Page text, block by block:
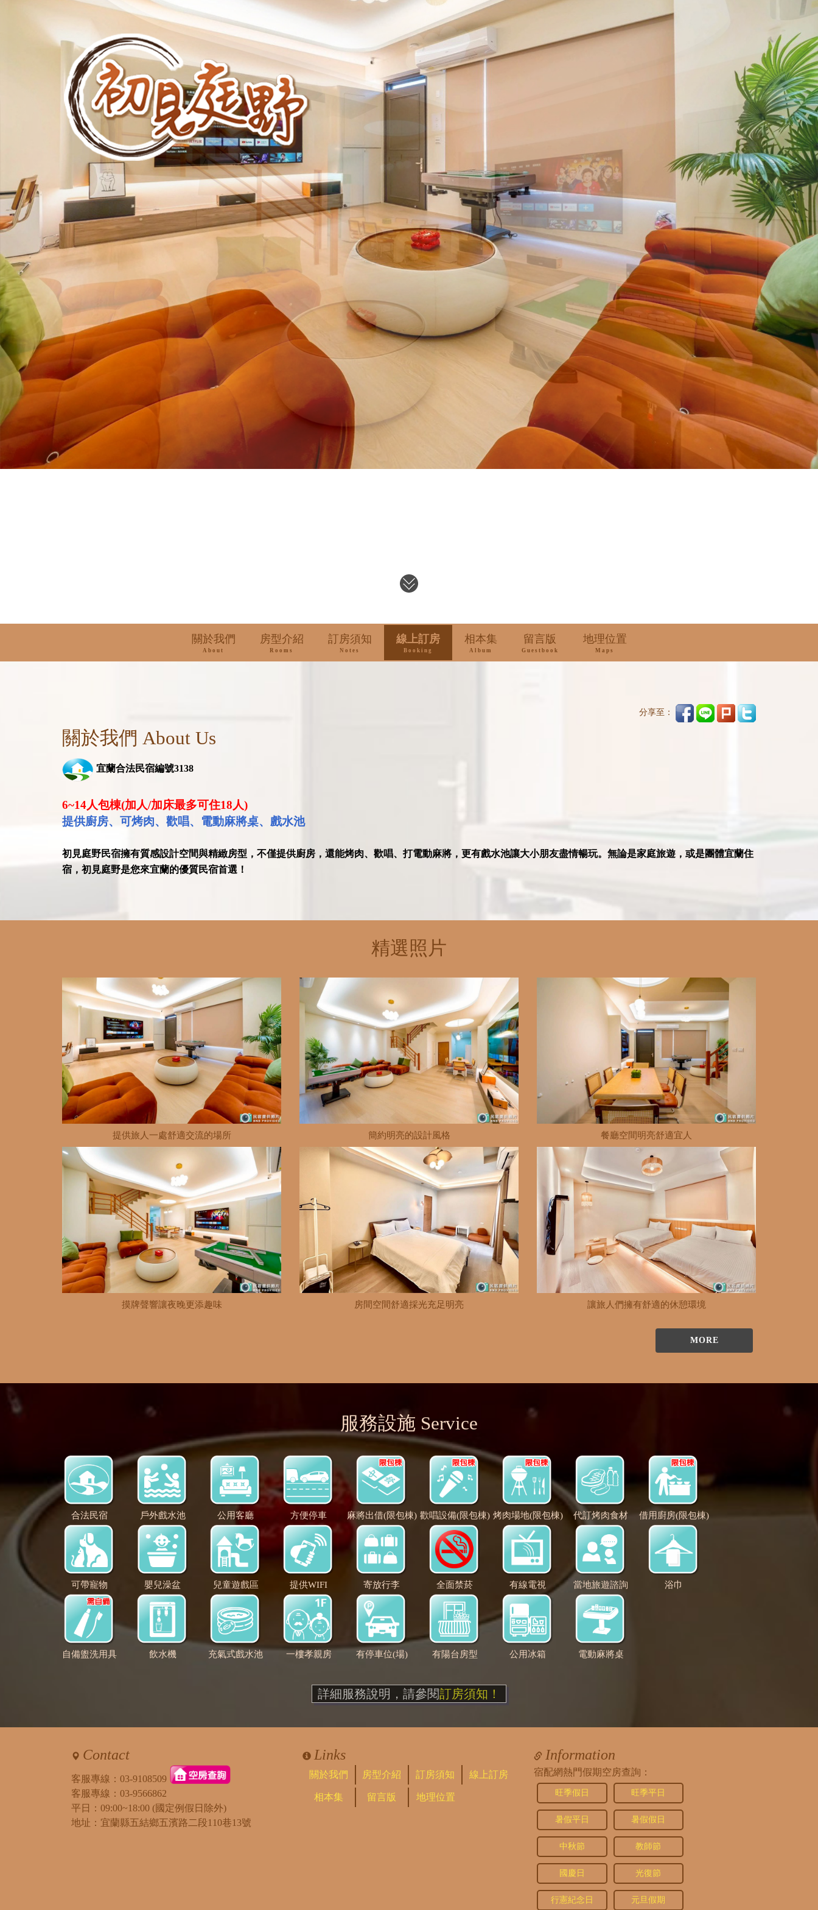
關於我們
About
房型介紹
Rooms
訂房須知
Notes
線上訂房
Booking
相本集
Album
留言版
Guestbook
地理位置
Maps
分享至：
關於我們 About Us
宜蘭合法民宿編號3138
6~14人包棟(加人/加床最多可住18人)
提供廚房、可烤肉、歡唱、電動麻將桌、戲水池
初見庭野民宿擁有質感設計空間與精緻房型，不僅提供廚房，還能烤肉、歡唱、打電動麻將，更有戲水池讓大小朋友盡情暢玩。 無論是家庭旅遊，或是團體宜蘭住
宿，初見庭野是您來宜蘭的優質民宿首選！
精選照片
提供旅人一處舒適交流的場所 簡約明亮的設計風格 餐廳空間明亮舒適宜人
摸牌聲響讓夜晚更添趣味 房間空間舒適採光充足明亮 讓旅人們擁有舒適的休憩環境
MORE
服務設施 Service
合法民宿 戶外戲水池 公用客廳 方便停車 麻將出借(限包棟) 歡唱設備(限包棟) 烤肉場地(限包棟) 代訂烤肉食材 借用廚房(限包棟)
可帶寵物 嬰兒澡盆 兒童遊戲區 提供WIFI 寄放行李 全面禁菸 有線電視 當地旅遊諮詢 浴巾
自備盥洗用具 飲水機 充氣式戲水池 一樓孝親房 有停車位(場) 有陽台房型 公用冰箱 電動麻將桌
詳細服務說明，請參閱訂房須知！
Contact
客服專線： 03-9108509
客服專線： 03-9566862
平日：09:00~18:00 (國定例假日除外)
地址：宜蘭縣五結鄉五濱路二段110巷13號
Links
關於我們 房型介紹 訂房須知 線上訂房
相本集 留言版 地理位置
Information
宿配網熱門假期空房查詢：
旺季假日 旺季平日
暑假平日 暑假假日
中秋節 教師節
國慶日 光復節
行憲紀念日 元旦假期